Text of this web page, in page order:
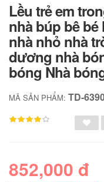
Lều trẻ em
nhà búp bê
nhà nhỏ nhà
dương nhà
bóng Nhà
MÃ SẢN PHẨM: TD-
852,000 đ